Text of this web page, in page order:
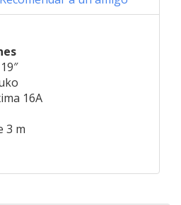
16A
3 m